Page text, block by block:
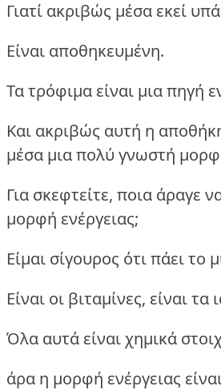
Γιατί ακριβώς μέσα εκεί
Είναι αποθηκευμένη.
Τα τρόφιμα είναι μια πηγή
Και ακριβώς αυτή η
μέσα μια πολύ γνωστή
Για σκεφτείτε, ποια άραγε
μορφή ενέργειας;
Είμαι σίγουρος ότι πάει το
Είναι οι βιταμίνες, είναι τα
Όλα αυτά είναι χημικά
άρα η μορφή ενέργειας